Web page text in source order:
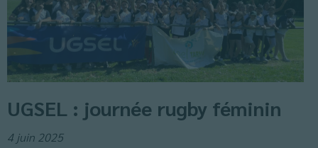
UGSEL : journée rugby féminin
4 juin 2025